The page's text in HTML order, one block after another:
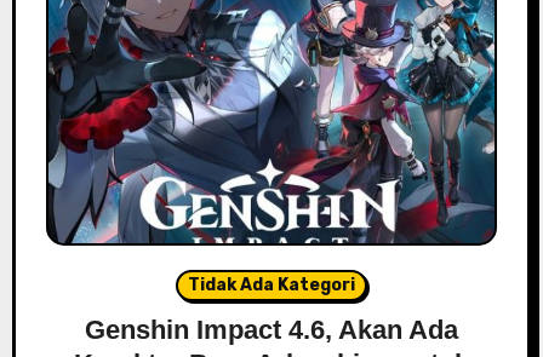
Tidak Ada Kategori
Genshin Impact 4.6, Akan Ada